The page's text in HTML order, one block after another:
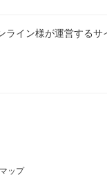
ライン様が運営する
ップ